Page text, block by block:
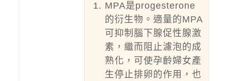
MPA是progesterone
的衍生物。適量的MPA
可抑制腦下腺促性腺激
素，繼而阻止濾泡的成
熟化，可使孕齡婦女產
生停止排卵的作用，也